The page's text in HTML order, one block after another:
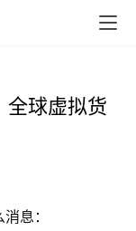
全球虚拟货
息：